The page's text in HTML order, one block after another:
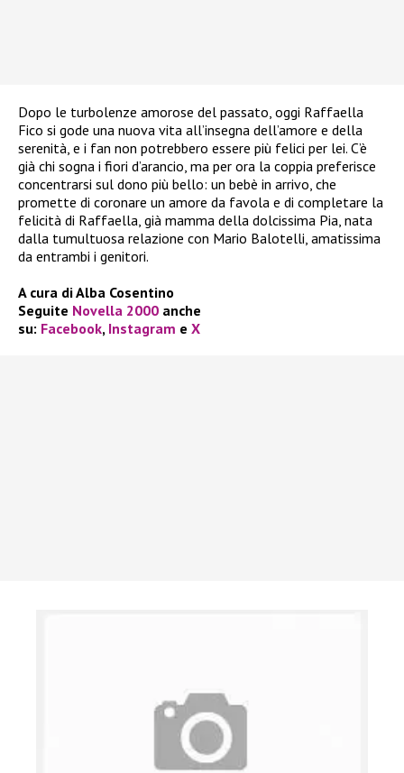
Dopo le turbolenze amorose del passato, oggi Raffaella
Fico si gode una nuova vita all’insegna dell’amore e della
serenità, e i fan non potrebbero essere più felici per lei. C’è
già chi sogna i fiori d’arancio, ma per ora la coppia preferisce
concentrarsi sul dono più bello: un bebè in arrivo, che
promette di coronare un amore da favola e di completare la
felicità di Raffaella, già mamma della dolcissima Pia, nata
dalla tumultuosa relazione con Mario Balotelli, amatissima
da entrambi i genitori.
A cura di Alba Cosentino
Seguite Novella 2000 anche
su: Facebook, Instagram e X